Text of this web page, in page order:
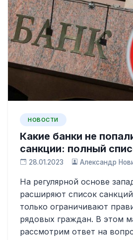
НОВОСТИ
Какие банки не
санкции: полный
28.01.2023 Александр
На регулярной основе
расширяют список
только ограничивают
рядовых граждан. В этом
рассмотрим ответ на